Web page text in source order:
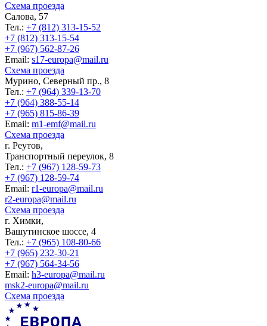
Схема проезда
Салова, 57
Тел.: +7 (812) 313-15-52
+7 (812) 313-15-54
+7 (967) 562-87-26
Еmail: s17-europa@mail.ru
Схема проезда
Мурино, Северный пр., 8
Тел.: +7 (964) 339-13-70
+7 (964) 388-55-14
+7 (965) 815-86-39
Еmail: m1-emf@mail.ru
Схема проезда
г. Реутов,
Транспортный переулок, 8
Тел.: +7 (967) 128-59-73
+7 (967) 128-59-74
Еmail: r1-europa@mail.ru
r2-europa@mail.ru
Схема проезда
г. Химки,
Вашутинское шоссе, 4
Тел.: +7 (965) 108-80-66
+7 (965) 232-30-21
+7 (967) 564-34-56
Еmail: h3-europa@mail.ru
msk2-europa@mail.ru
Схема проезда